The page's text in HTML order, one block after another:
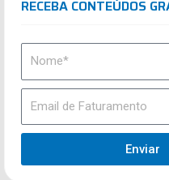
RECEBA CONTEÚDOS
Enviar